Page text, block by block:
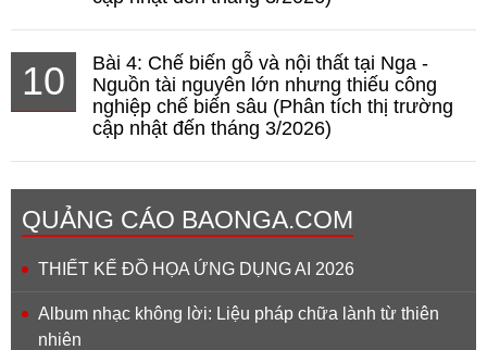
10
Bài 4: Chế biến gỗ và nội thất tại Nga -
Nguồn tài nguyên lớn nhưng thiếu công
nghiệp chế biến sâu (Phân tích thị trường
cập nhật đến tháng 3/2026)
QUẢNG CÁO BAONGA.COM
THIẾT KẾ ĐỒ HỌA ỨNG DỤNG AI 2026
Album nhạc không lời: Liệu pháp chữa lành từ thiên
nhiên